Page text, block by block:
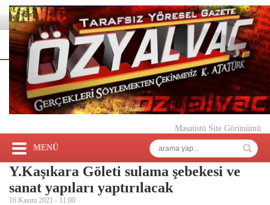
Masaüstü Site Görünümü
MENÜ
Y.Kaşıkara Göleti sulama şebekesi ve
sanat yapıları yaptırılacak
16 Kasım 2021 - 11:00